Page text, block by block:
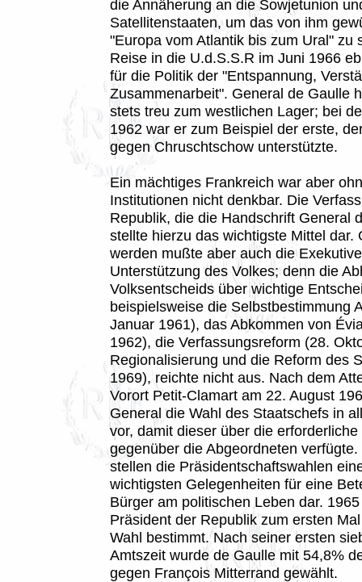
die Annäherung an die Sowjetunion
Satellitenstaaten, um das von ihm
"Europa vom Atlantik bis zum Ural" zu
Reise in die U.d.S.S.R im Juni 1966
für die Politik der "Entspannung,
Zusammenarbeit". General de Gaulle
stets treu zum westlichen Lager; bei
1962 war er zum Beispiel der erste,
gegen Chruschtschow unterstützte.
Ein mächtiges Frankreich war aber
Institutionen nicht denkbar. Die
Republik, die die Handschrift General
stellte hierzu das wichtigste Mittel dar.
werden mußte aber auch die
Unterstützung des Volkes; denn die
Volksentscheids über wichtige
beispielsweise die Selbstbestimmung
Januar 1961), das Abkommen von
1962), die Verfassungsreform (28.
Regionalisierung und die Reform des
1969), reichte nicht aus. Nach dem
Vorort Petit-Clamart am 22. August
General die Wahl des Staatschefs in
vor, damit dieser über die
gegenüber die Abgeordneten
stellen die Präsidentschaftswahlen
wichtigsten Gelegenheiten für eine
Bürger am politischen Leben dar.
Präsident der Republik zum ersten
Wahl bestimmt. Nach seiner ersten
Amtszeit wurde de Gaulle mit 54,8%
gegen François Mitterrand gewählt.